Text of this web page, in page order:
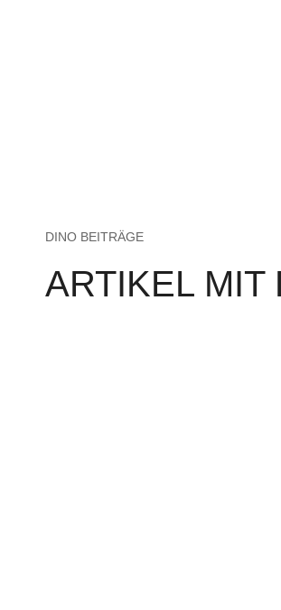
DINO BEITRÄGE
ARTIKEL MIT